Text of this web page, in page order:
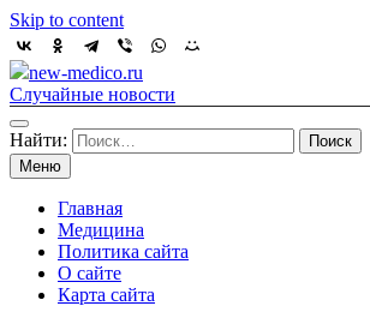
Skip to content
new-medico.ru
Случайные новости
Найти:
Меню
Главная
Медицина
Политика сайта
О сайте
Карта сайта